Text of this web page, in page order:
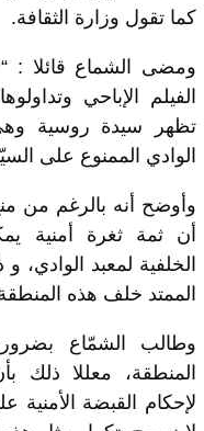
كما تقول وزارة الثقافة.
ومضى الشماع قائلا :
الفيلم الإباحي
تظهر سيدة روسية
الوادي الممنوع على
وأوضح أنه بالرغم من
أن ثمة ثغرة أمنية
الخلفية لمعبد
الممتد خلف هذه المنطقة
وطالب الشمّاع
المنطقة، معللا ذلك
لإحكام القبضة